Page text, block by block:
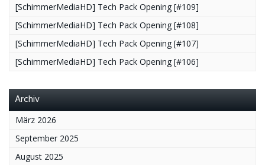
[SchimmerMediaHD] Tech Pack Opening [#109]
[SchimmerMediaHD] Tech Pack Opening [#108]
[SchimmerMediaHD] Tech Pack Opening [#107]
[SchimmerMediaHD] Tech Pack Opening [#106]
Archiv
März 2026
September 2025
August 2025